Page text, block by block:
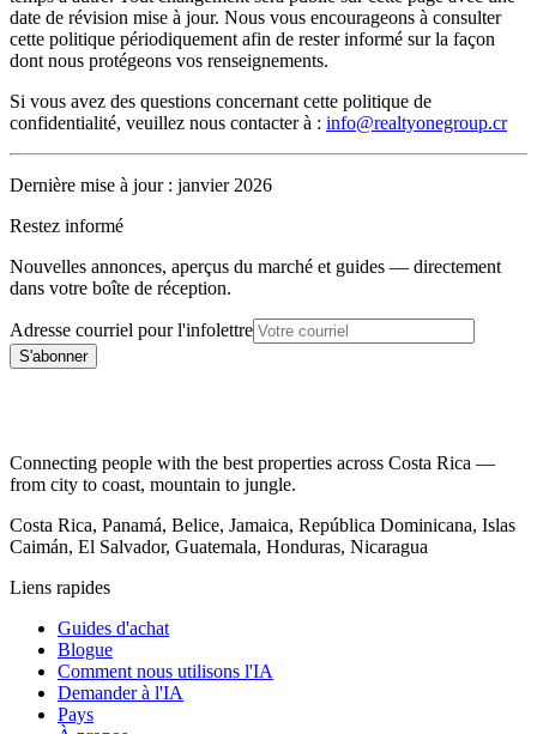
date de révision mise à jour. Nous vous encourageons à consulter
cette politique périodiquement afin de rester informé sur la façon
dont nous protégeons vos renseignements.
Si vous avez des questions concernant cette politique de
confidentialité, veuillez nous contacter à : info@realtyonegroup.cr
Dernière mise à jour : janvier 2026
Restez informé
Nouvelles annonces, aperçus du marché et guides — directement
dans votre boîte de réception.
Adresse courriel pour l'infolettre
S'abonner
Connecting people with the best properties across Costa Rica —
from city to coast, mountain to jungle.
Costa Rica, Panamá, Belice, Jamaica, República Dominicana, Islas
Caimán, El Salvador, Guatemala, Honduras, Nicaragua
Liens rapides
Guides d'achat
Blogue
Comment nous utilisons l'IA
Demander à l'IA
Pays